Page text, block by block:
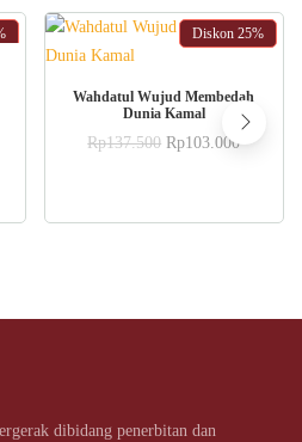
Diskon 25%
Wahdatul Wujud Membedah
Dunia Kamal
Rp137.500 Original
Rp103.000Current
dibidang penerbitan dan